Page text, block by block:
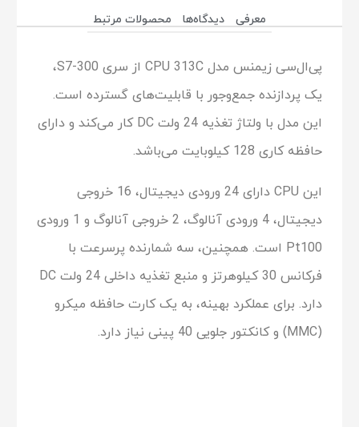
معرفی دیدگاه‌ها محصولات مرتبط
پی‌ال‌سی زیمنس مدل CPU 313C از سری S7-300،
یک پردازنده جمع‌وجور با قابلیت‌های گسترده است.
این مدل با ولتاژ تغذیه 24 ولت DC کار می‌کند و دارای
حافظه کاری 128 کیلوبایت می‌باشد.
این CPU دارای 24 ورودی دیجیتال، 16 خروجی
دیجیتال، 4 ورودی آنالوگ، 2 خروجی آنالوگ و 1 ورودی
Pt100 است. همچنین، سه شمارنده پرسرعت با
فرکانس 30 کیلوهرتز و منبع تغذیه داخلی 24 ولت DC
دارد. برای عملکرد بهینه، به یک کارت حافظه میکرو
(MMC) و کانکتور جلویی 40 پینی نیاز دارد.